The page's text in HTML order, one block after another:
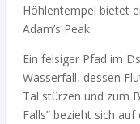
Höhlentempel bietet
Adam’s Peak.
Ein felsiger Pfad im
Wasserfall, dessen
Tal stürzen und zum
Falls” bezieht sich